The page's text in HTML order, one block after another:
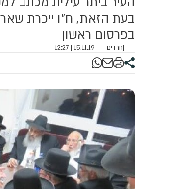
בעת הזאת, ח"ו ייכרת
בפרסום ראשון
|חרדים 15.11.19 | 12:27